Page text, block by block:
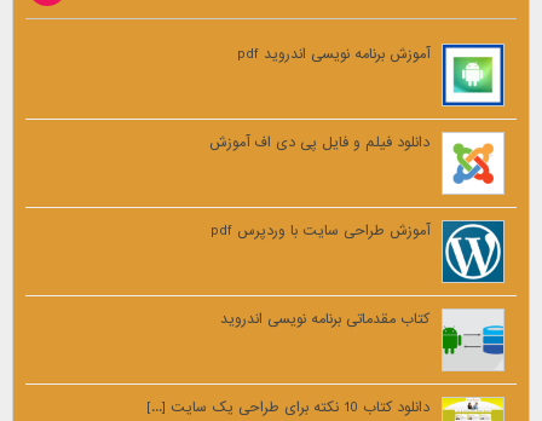
آموزش برنامه نویسی اندروید pdf
دانلود فیلم و فایل پی دی اف آموزش
آموزش طراحی سایت با وردپرس pdf
کتاب مقدماتی برنامه نویسی اندروید
دانلود کتاب 10 نکته برای طراحی یک سایت [...]